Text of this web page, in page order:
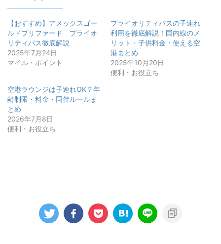
【おすすめ】アメックスゴー
ルドプリファード プライオ
リティパス徹底解説
2025年7月24日
マイル・ポイント
プライオリティパスの子連れ
利用を徹底解説！国内線のメ
リット・子供料金・使える空
港まとめ
2025年10月20日
便利・お役立ち
空港ラウンジは子連れOK？年
齢制限・料金・同伴ルールま
とめ
2026年7月8日
便利・お役立ち